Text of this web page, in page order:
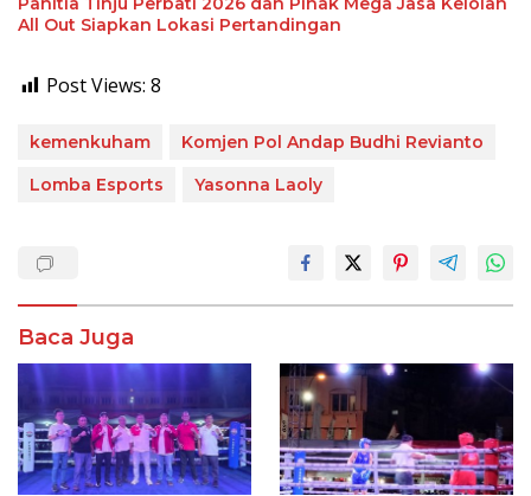
All Out Siapkan Lokasi Pertandingan
Post Views: 8
kemenkuham
Komjen Pol Andap Budhi Revianto
Lomba Esports
Yasonna Laoly
Baca Juga